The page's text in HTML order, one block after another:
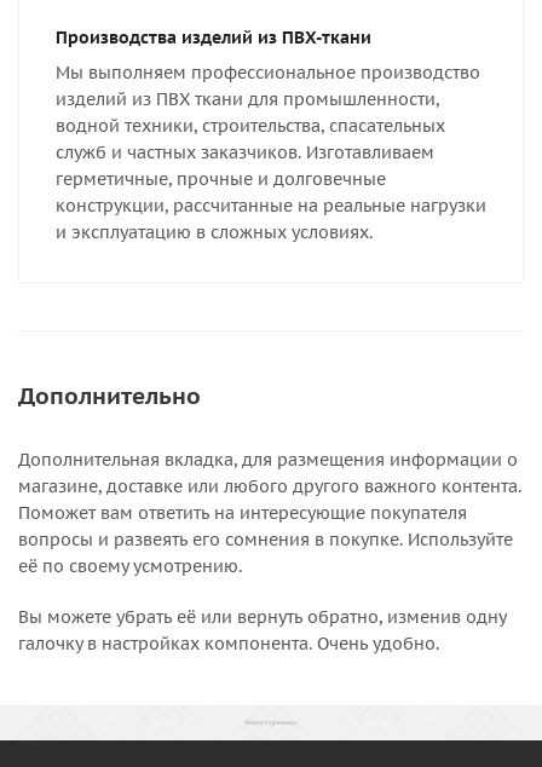
Производства изделий из ПВХ-ткани
Мы выполняем профессиональное производство
изделий из ПВХ ткани для промышленности,
водной техники, строительства, спасательных
служб и частных заказчиков. Изготавливаем
герметичные, прочные и долговечные
конструкции, рассчитанные на реальные нагрузки
и эксплуатацию в сложных условиях.
Дополнительно
Дополнительная вкладка, для размещения информации о
магазине, доставке или любого другого важного контента.
Поможет вам ответить на интересующие покупателя
вопросы и развеять его сомнения в покупке. Используйте
её по своему усмотрению.
Вы можете убрать её или вернуть обратно, изменив одну
галочку в настройках компонента. Очень удобно.